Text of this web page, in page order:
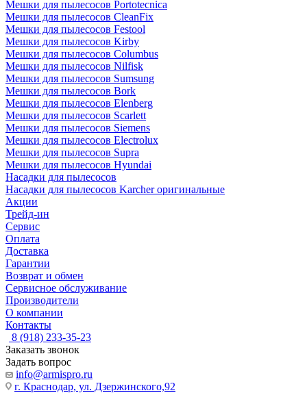
Мешки для пылесосов Portotecnica
Мешки для пылесосов CleanFix
Мешки для пылесосов Festool
Мешки для пылесосов Kirby
Мешки для пылесосов Columbus
Мешки для пылесосов Nilfisk
Мешки для пылесосов Sumsung
Мешки для пылесосов Bork
Мешки для пылесосов Elenberg
Мешки для пылесосов Scarlett
Мешки для пылесосов Siemens
Мешки для пылесосов Electrolux
Мешки для пылесосов Supra
Мешки для пылесосов Hyundai
Насадки для пылесосов
Насадки для пылесосов Karcher оригинальные
Акции
Трейд-ин
Сервис
Оплата
Доставка
Гарантии
Возврат и обмен
Сервисное обслуживание
Производители
О компании
Контакты
8 (918) 233-35-23
Заказать звонок
Задать вопрос
info@armispro.ru
г. Краснодар, ул. Дзержинского,92